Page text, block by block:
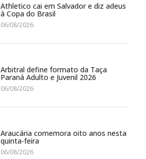
Athletico cai em Salvador e diz adeus
à Copa do Brasil
06/08/2026
Arbitral define formato da Taça
Paraná Adulto e Juvenil 2026
06/08/2026
Araucária comemora oito anos nesta
quinta-feira
06/08/2026